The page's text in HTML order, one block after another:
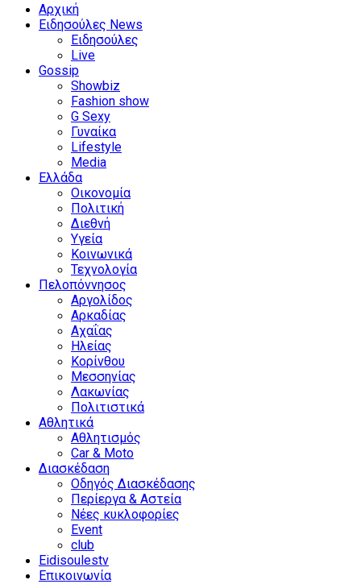
Αρχική
Ειδησούλες News
Ειδησούλες
Live
Gossip
Showbiz
Fashion show
G Sexy
Γυναίκα
Lifestyle
Media
Ελλάδα
Οικονομία
Πολιτική
Διεθνή
Υγεία
Κοινωνικά
Τεχνολογία
Πελοπόννησος
Αργολίδος
Αρκαδίας
Αχαΐας
Ηλείας
Κορίνθου
Μεσσηνίας
Λακωνίας
Πολιτιστικά
Αθλητικά
Αθλητισμός
Car & Moto
Διασκέδαση
Οδηγός Διασκέδασης
Περίεργα & Αστεία
Νέες κυκλοφορίες
Event
club
Eidisoulestv
Επικοινωνία